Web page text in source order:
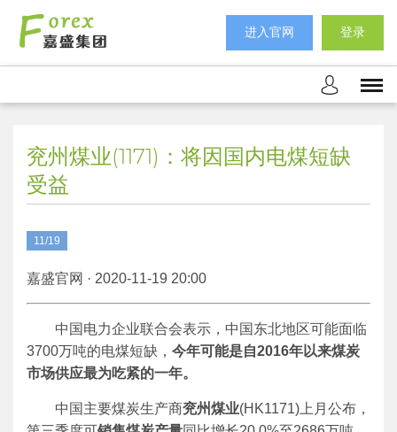
进入官网 登录
兖州煤业(1171)：将因国内电煤短缺
受益
11/19
嘉盛官网 · 2020-11-19 20:00
中国电力企业联合会表示，中国东北地区可能面临
3700万吨的电煤短缺， 今年可能是自2016年以来煤炭
市场供应最为吃紧的一年。
中国主要煤炭生产商兖州煤业(HK1171)上月公布，